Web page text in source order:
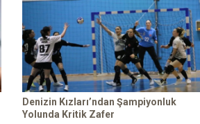
Denizin Kızları’ndan Şampiyonluk
Yolunda Kritik Zafer